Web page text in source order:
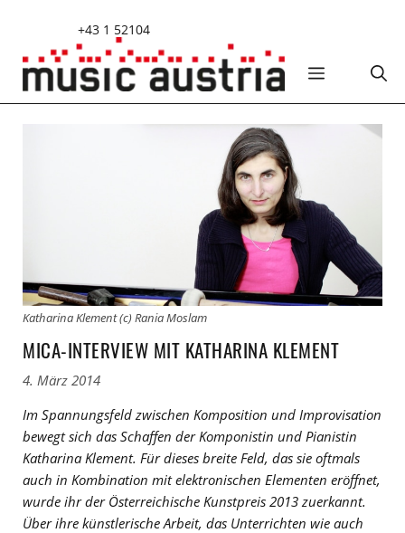
springen
+43 1 52104
MENÜ
Katharina Klement (c) Rania Moslam
MICA-INTERVIEW MIT KATHARINA KLEMENT
4. März 2014
Im Spannungsfeld zwischen Komposition und Improvisation
bewegt sich das Schaffen der Komponistin und Pianistin
Katharina Klement. Für dieses breite Feld, das sie oftmals
auch in Kombination mit elektronischen Elementen eröffnet,
wurde ihr der Österreichische Kunstpreis 2013 zuerkannt.
Über ihre künstlerische Arbeit, das Unterrichten wie auch